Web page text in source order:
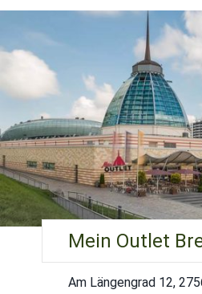
Mein Outlet
Am Längengrad 12,